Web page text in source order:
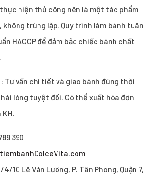
hiện thủ công nên là một tác phẩm
trùng lặp. Quy trình làm bánh tuân
HACCP để đảm bảo chiếc bánh chất
Tư vấn chi tiết và giao bánh đúng thời
hài lòng tuyệt đối. Có thể xuất hóa đơn
390
4/10 Lê Văn Lương, P. Tân Phong, Quận 7,